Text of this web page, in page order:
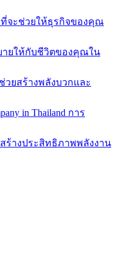
ที่จะช่วยให้ธุรกิจของคุณ
ายให้กับชีวิตของคุณใน
วยสร้างพลังบวกและ
in Thailand การ
ร้างประสิทธิภาพพลังงาน